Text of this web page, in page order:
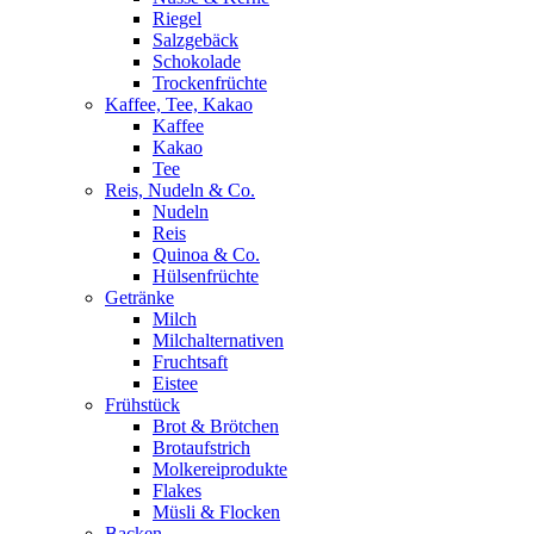
Riegel
Salzgebäck
Schokolade
Trockenfrüchte
Kaffee, Tee, Kakao
Kaffee
Kakao
Tee
Reis, Nudeln & Co.
Nudeln
Reis
Quinoa & Co.
Hülsenfrüchte
Getränke
Milch
Milchalternativen
Fruchtsaft
Eistee
Frühstück
Brot & Brötchen
Brotaufstrich
Molkereiprodukte
Flakes
Müsli & Flocken